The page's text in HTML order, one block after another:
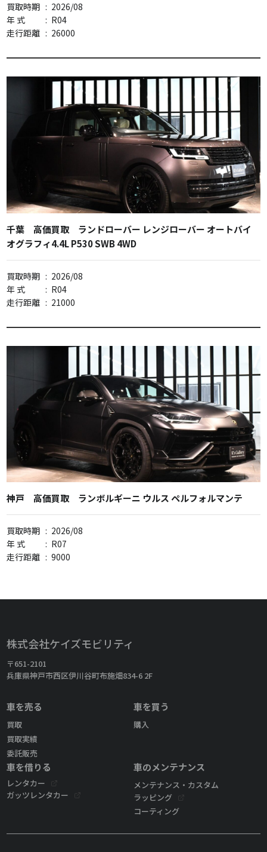
買取時期 : 2026/08
年 式
: R04
走行距離 : 26000
千葉 高価買取 ランドローバー レンジローバー オートバイ
オグラフィ4.4L P530 SWB 4WD
買取時期 : 2026/08
年 式
: R04
走行距離 : 21000
神戸 高価買取 ランボルギーニ ウルス ペルフォルマンテ
買取時期 : 2026/08
年 式
: R07
走行距離 : 9000
株式会社ケイズモビリティ
〒651-2101
兵庫県神戸市西区伊川谷町布施畑834-6 2F
車を売る
買取
買取実績
委託販売
車を買う
購入
車を借りる
レンタカー
ガッツレンタカー
車のメンテナンス
メンテナンス・カスタム
ラッピング
コーティング